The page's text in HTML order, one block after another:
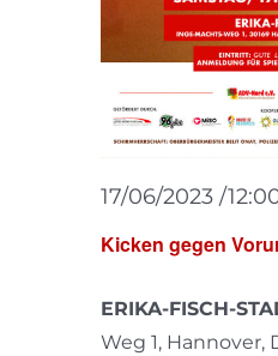
Kicken gegen
17/06/2023 /
ERIKA-FISCH-
Weg 1, Hannover,